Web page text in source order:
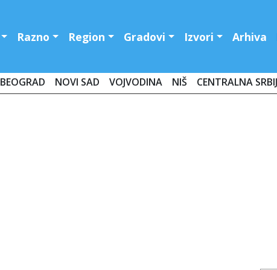
Razno Region Gradovi Izvori Arhiva
BEOGRAD NOVI SAD VOJVODINA NIŠ CENTRALNA